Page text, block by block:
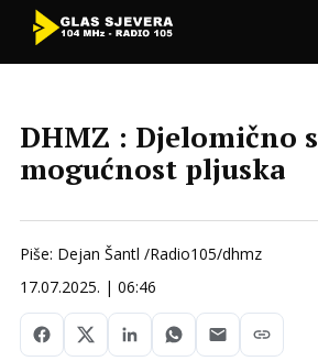
DHMZ : Djelomično
mogućnost pljuska
Piše: Dejan Šantl /Radio105/dhmz
17.07.2025. | 06:46